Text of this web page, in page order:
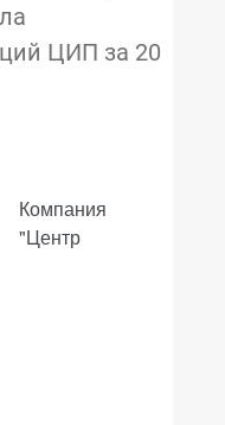
ЦИП за 20
Компания
"Центр